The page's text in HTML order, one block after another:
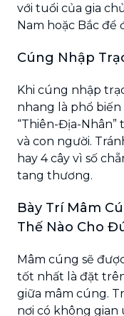
với tuổi của gia
Nam hoặc Bắc để
Cúng Nhập
Khi cúng nhập
nhang là phổ
“Thiên-Địa-Nhân”
và con người.
hay 4 cây vì số
tang thương.
Bày Trí Mâm
Thế Nào Cho
Mâm cúng sẽ
tốt nhất là đặt
giữa mâm cúng.
nơi có không gian